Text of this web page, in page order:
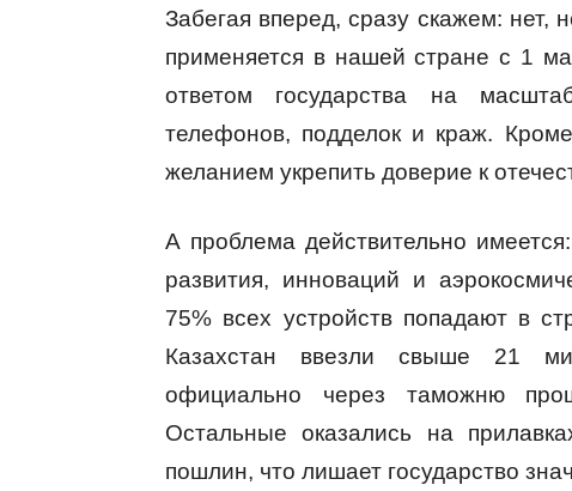
Забегая вперед, сразу скажем: нет,
применяется в нашей стране с 1
ответом государства на
телефонов, подделок и краж.
желанием укрепить доверие к
А проблема действительно
развития, инноваций и
75% всех устройств попадают в
Казахстан ввезли свыше 21
официально через таможню
Остальные оказались на
пошлин, что лишает государство